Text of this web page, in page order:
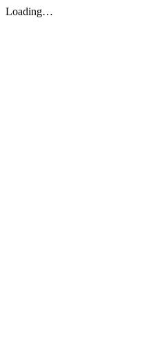
Loading…